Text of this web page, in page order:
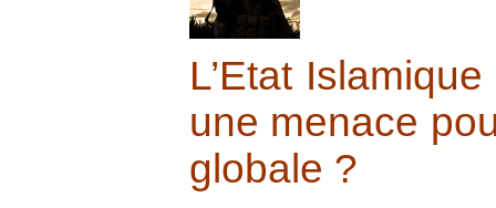
L’Etat
une menace
globale ?